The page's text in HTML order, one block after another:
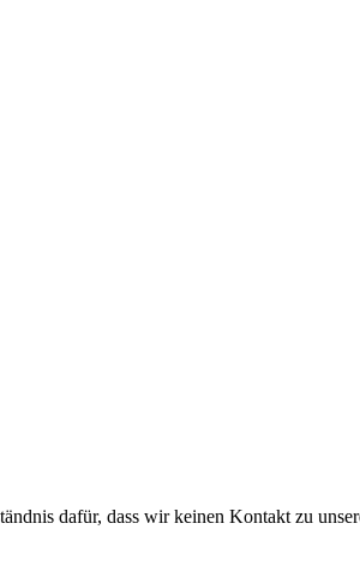
dafür, dass wir keinen Kontakt zu